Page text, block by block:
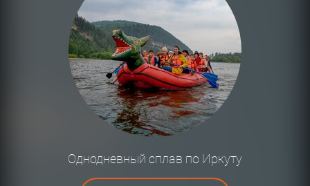
Однодневный сплав по Иркуту